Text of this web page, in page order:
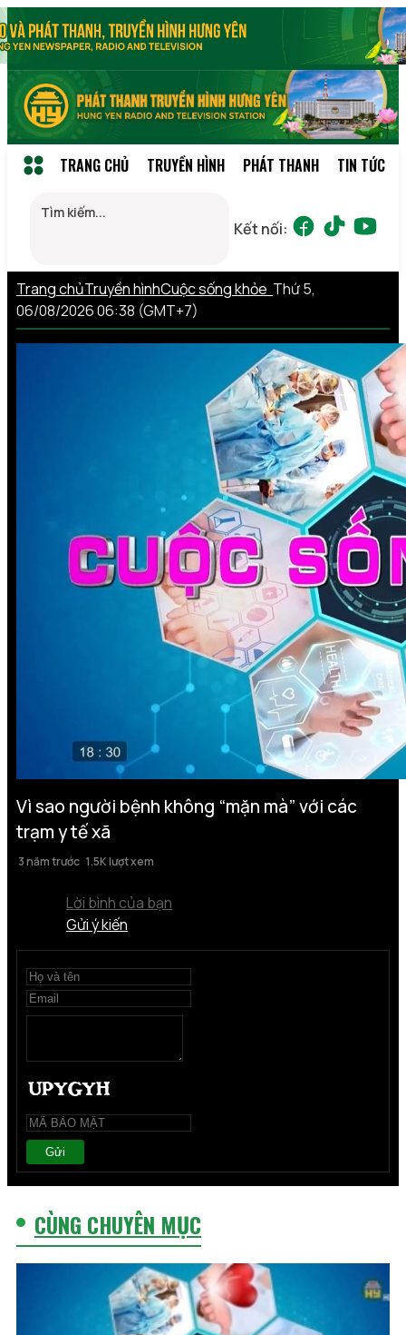
TRANG CHỦ TRUYỀN HÌNH PHÁT THANH TIN TỨC
Kết nối:
Trang chủTruyền hìnhCuộc sống khỏe Thứ 5,
06/08/2026 06:38 (GMT+7)
Vì sao người bệnh không “mặn mà” với​ các
trạm y tế xã
3 năm trước 1.5K lượt xem
Lời bình của bạn
Gửi ý kiến
Gửi
CÙNG CHUYÊN MỤC